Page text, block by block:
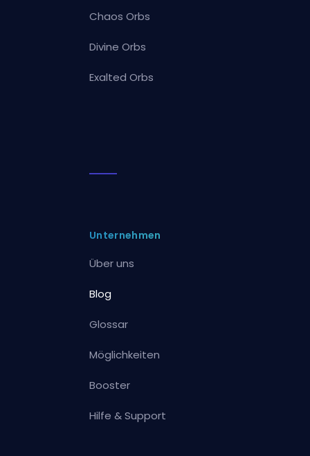
Chaos Orbs
Divine Orbs
Exalted Orbs
Unternehmen
Über uns
Blog
Glossar
Möglichkeiten
Booster
Hilfe & Support